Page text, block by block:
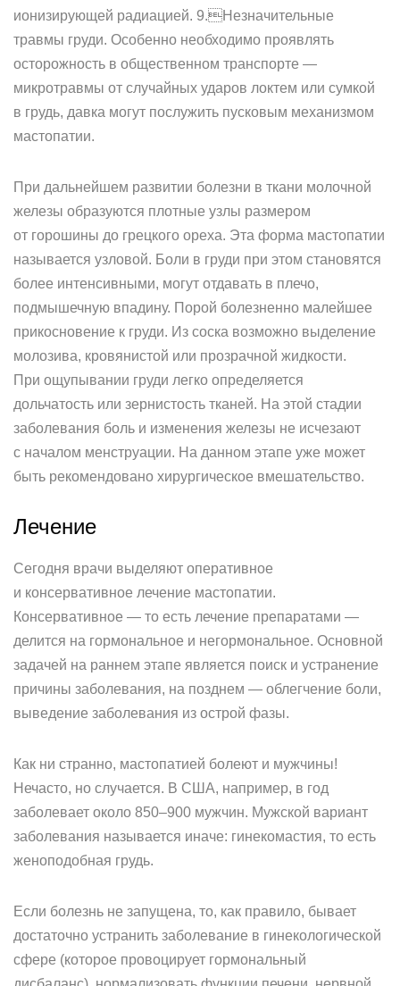
ионизирующей радиацией. 9.Незначительные
травмы груди. Особенно необходимо проявлять
осторожность в общественном транспорте —
микротравмы от случайных ударов локтем или сумкой
в грудь, давка могут послужить пусковым механизмом
мастопатии.
При дальнейшем развитии болезни в ткани молочной
железы образуются плотные узлы размером
от горошины до грецкого ореха. Эта форма мастопатии
называется узловой. Боли в груди при этом становятся
более интенсивными, могут отдавать в плечо,
подмышечную впадину. Порой болезненно малейшее
прикосновение к груди. Из соска возможно выделение
молозива, кровянистой или прозрачной жидкости.
При ощупывании груди легко определяется
дольчатость или зернистость тканей. На этой стадии
заболевания боль и изменения железы не исчезают
с началом менструации. На данном этапе уже может
быть рекомендовано хирургическое вмешательство.
Лечение
Сегодня врачи выделяют оперативное
и консервативное лечение мастопатии.
Консервативное — то есть лечение препаратами —
делится на гормональное и негормональное. Основной
задачей на раннем этапе является поиск и устранение
причины заболевания, на позднем — облегчение боли,
выведение заболевания из острой фазы.
Как ни странно, мастопатией болеют и мужчины!
Нечасто, но случается. В США, например, в год
заболевает около 850–900 мужчин. Мужской вариант
заболевания называется иначе: гинекомастия, то есть
женоподобная грудь.
Если болезнь не запущена, то, как правило, бывает
достаточно устранить заболевание в гинекологической
сфере (которое провоцирует гормональный